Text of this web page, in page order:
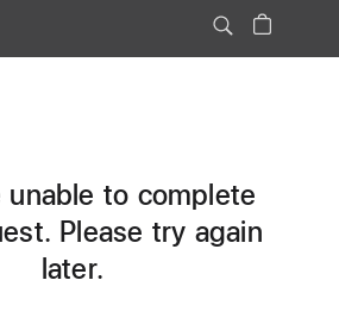
unable to complete
Please try again
later.